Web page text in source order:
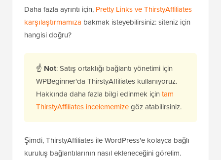
Daha fazla ayrıntı için, Pretty Links ve ThirstyAffiliates
karşılaştırmamıza bakmak isteyebilirsiniz: siteniz için
hangisi doğru?
☝ Not: Satış ortaklığı bağlantı yönetimi için
WPBeginner'da ThirstyAffiliates kullanıyoruz.
Hakkında daha fazla bilgi edinmek için tam
ThirstyAffiliates incelememizegöz atabilirsiniz.
Şimdi, ThirstyAffiliates ile WordPress'e kolayca bağlı
kuruluş bağlantılarının nasıl ekleneceğini görelim.